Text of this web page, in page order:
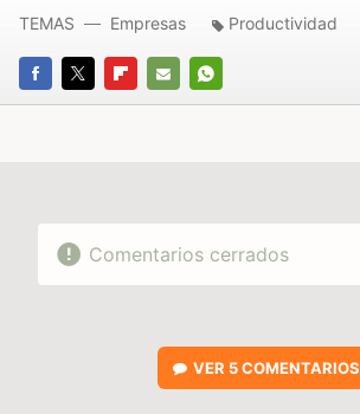
FACEBOOK
TWITTERFLIPBOARD
E-
WHATSAPP
TEMAS Empresas Productividad
Comentarios cerrados
VER 5 COMENTARIOS